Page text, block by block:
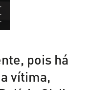
pois há
vítima,